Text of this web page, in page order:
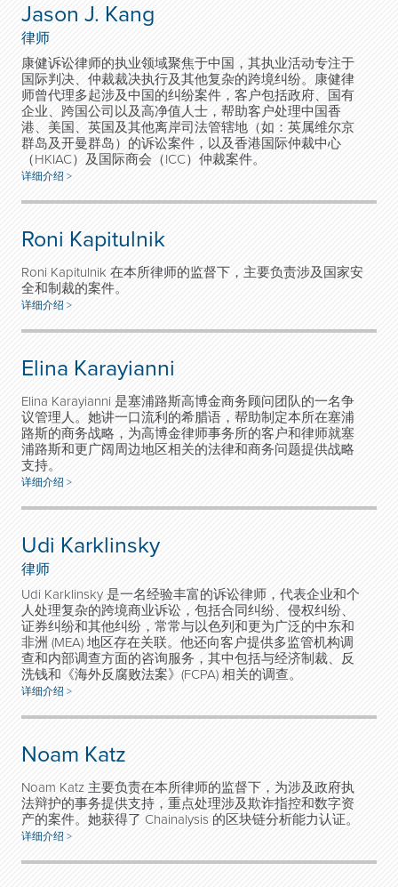
Jason J. Kang
律师
康健诉讼律师的执业领域聚焦于中国，其执业活动专注于
国际判决、仲裁裁决执行及其他复杂的跨境纠纷。康健律
师曾代理多起涉及中国的纠纷案件，客户包括政府、国有
企业、跨国公司以及高净值人士，帮助客户处理中国香
港、美国、英国及其他离岸司法管辖地（如：英属维尔京
群岛及开曼群岛）的诉讼案件，以及香港国际仲裁中心
（HKIAC）及国际商会（ICC）仲裁案件。
详细介绍 >
Roni Kapitulnik
Roni Kapitulnik 在本所律师的监督下，主要负责涉及国家安
全和制裁的案件。
详细介绍 >
Elina Karayianni
Elina Karayianni 是塞浦路斯高博金商务顾问团队的一名争
议管理人。她讲一口流利的希腊语，帮助制定本所在塞浦
路斯的商务战略，为高博金律师事务所的客户和律师就塞
浦路斯和更广阔周边地区相关的法律和商务问题提供战略
支持。
详细介绍 >
Udi Karklinsky
律师
Udi Karklinsky 是一名经验丰富的诉讼律师，代表企业和个
人处理复杂的跨境商业诉讼，包括合同纠纷、侵权纠纷、
证券纠纷和其他纠纷，常常与以色列和更为广泛的中东和
非洲 (MEA) 地区存在关联。他还向客户提供多监管机构调
查和内部调查方面的咨询服务，其中包括与经济制裁、反
洗钱和《海外反腐败法案》(FCPA) 相关的调查。
详细介绍 >
Noam Katz
Noam Katz 主要负责在本所律师的监督下，为涉及政府执
法辩护的事务提供支持，重点处理涉及欺诈指控和数字资
产的案件。她获得了 Chainalysis 的区块链分析能力认证。
详细介绍 >